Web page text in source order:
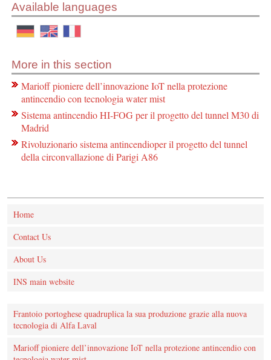
Available languages
More in this section
Marioff pioniere dell’innovazione IoT nella protezione
antincendio con tecnologia water mist
Sistema antincendio HI-FOG per il progetto del tunnel M30 di
Madrid
Rivoluzionario sistema antincendioper il progetto del tunnel
della circonvallazione di Parigi A86
Home
Contact Us
About Us
INS main website
Frantoio portoghese quadruplica la sua produzione grazie alla nuova
tecnologia di Alfa Laval
Marioff pioniere dell’innovazione IoT nella protezione antincendio con